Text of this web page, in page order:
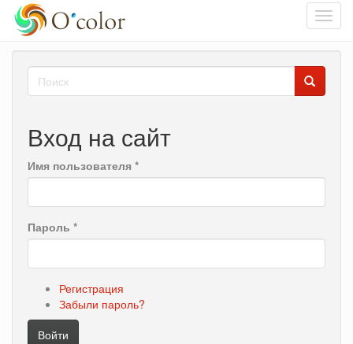
основному
Форма
поиска
Вход на сайт
Имя пользователя *
Пароль *
Регистрация
Забыли пароль?
Войти